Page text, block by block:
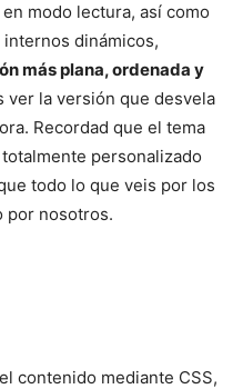
modo lectura, así como
dinámicos,
más plana, ordenada y
ver la versión que desvela
Recordad que el tema
personalizado
todo lo que veis por los
por nosotros.
contenido mediante CSS,